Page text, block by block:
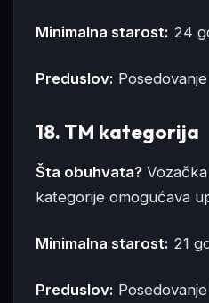
Minimalna starost: 24
Preduslov:
18. TM kategorija
Šta obuhvata?
kategorije omogućava
Minimalna starost: 21
Preduslov: